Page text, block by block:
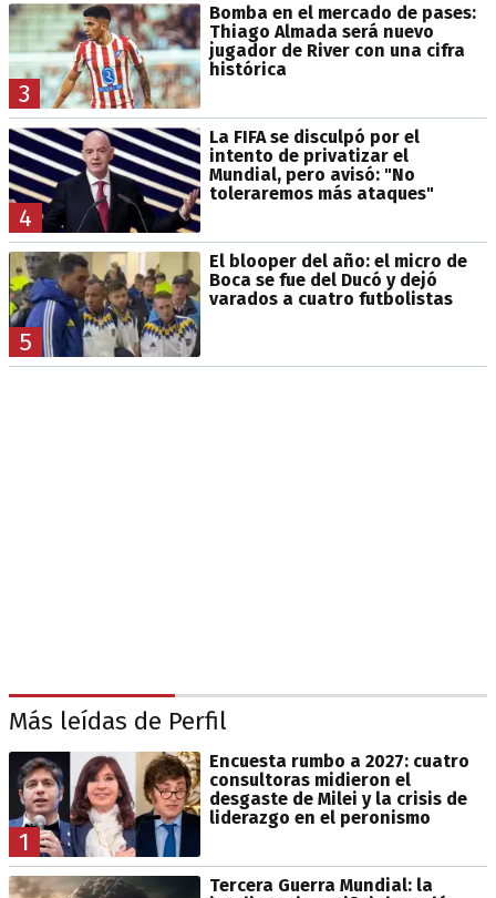
3
Bomba en el mercado de pases:
Thiago Almada será nuevo
jugador de River con una cifra
histórica
4
La FIFA se disculpó por el
intento de privatizar el
Mundial, pero avisó: "No
toleraremos más ataques"
5
El blooper del año: el micro de
Boca se fue del Ducó y dejó
varados a cuatro futbolistas
Más leídas de Perfil
1
Encuesta rumbo a 2027: cuatro
consultoras midieron el
desgaste de Milei y la crisis de
liderazgo en el peronismo
Tercera Guerra Mundial: la